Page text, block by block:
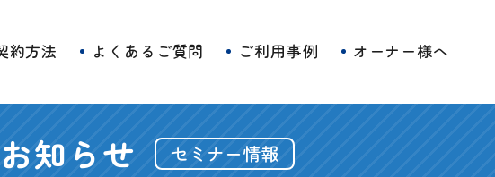
約方法 よくあるご質問 ご利用事例 オーナー様へ
お知らせ セミナー情報